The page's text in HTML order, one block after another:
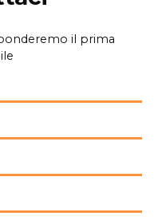
il prima